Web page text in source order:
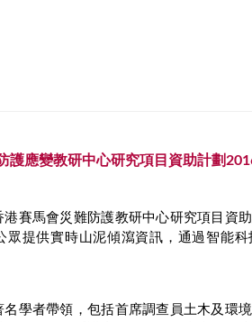
護應變教研中心研究項目資助計劃
賽馬會災難防護教研中心研究項目資
眾提供實時山泥傾瀉資訊，通過智能
名學者帶領，包括首席調查員土木及環